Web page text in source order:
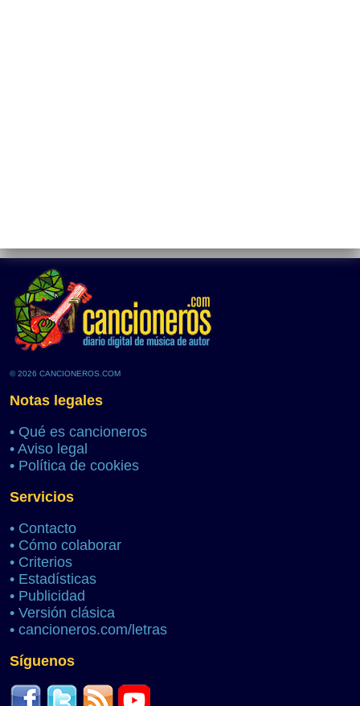
© 2026 CANCIONEROS.COM
Notas legales
• Qué es cancioneros
• Aviso legal
• Política de cookies
Servicios
• Contacto
• Cómo colaborar
• Criterios
• Estadísticas
• Publicidad
• Versión clásica
• cancioneros.com/letras
Síguenos